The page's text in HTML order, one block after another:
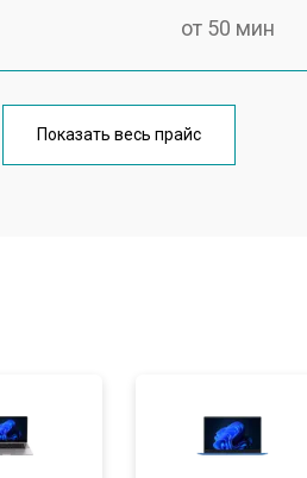
от 50 мин
от 100 мин
от 80 мин
Показать весь прайс